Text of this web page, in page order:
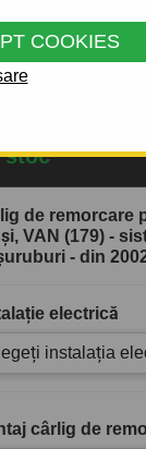
COOKIES
a
stoc
de remorcare
VAN (179) -
- din
electrică
instalația
cârlig de